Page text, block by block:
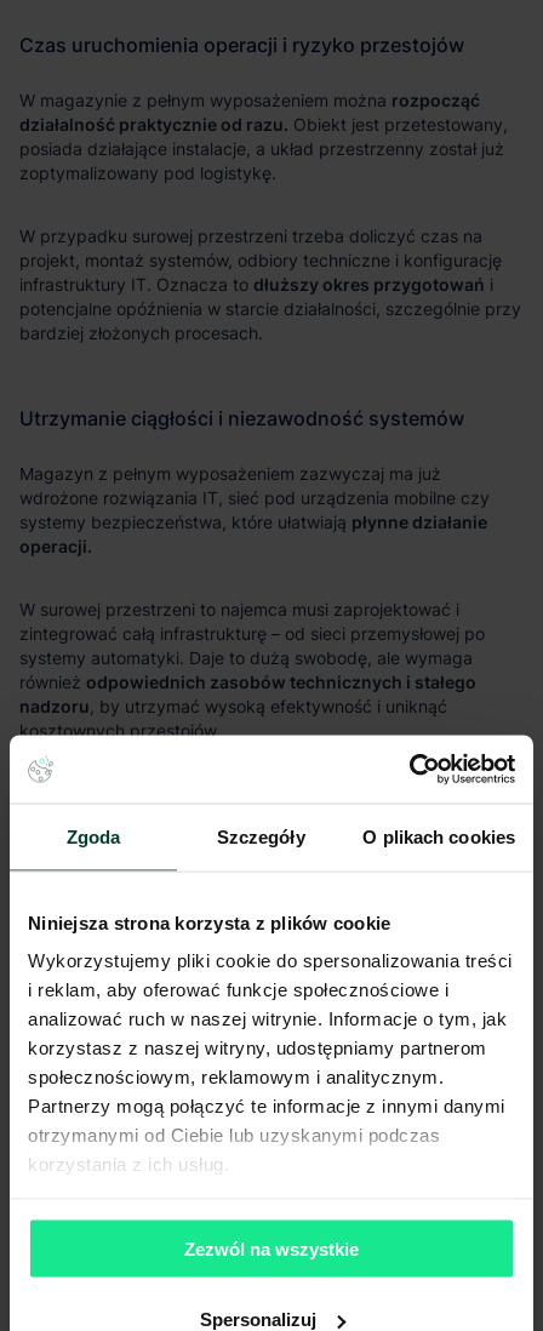
Zgoda Szczegóły O plikach cookies
Niniejsza strona korzysta z plików cookie
Wykorzystujemy pliki cookie do spersonalizowania treści
i reklam, aby oferować funkcje społecznościowe i
analizować ruch w naszej witrynie. Informacje o tym, jak
korzystasz z naszej witryny, udostępniamy partnerom
społecznościowym, reklamowym i analitycznym.
Partnerzy mogą połączyć te informacje z innymi danymi
otrzymanymi od Ciebie lub uzyskanymi podczas
korzystania z ich usług.
Zezwól na wszystkie
Spersonalizuj
rozpocząć
działalność praktycznie od razu.
dłuższy okres przygotowań
płynne działanie
operacji.
odpowiednich zasobów technicznych i stałego
nadzoru